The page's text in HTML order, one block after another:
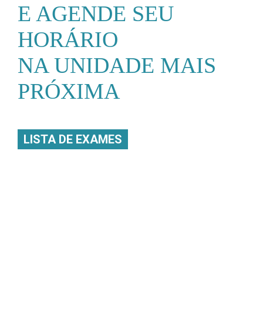
E AGENDE SEU
HORÁRIO
NA UNIDADE MAIS
PRÓXIMA
LISTA DE EXAMES